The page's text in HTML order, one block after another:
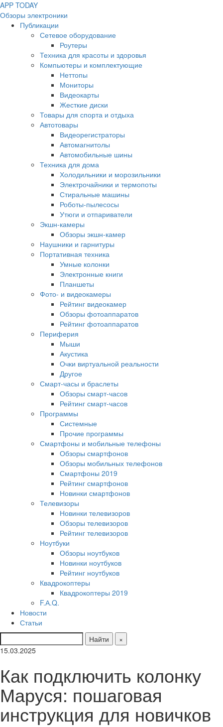
APP TODAY
Обзоры электроники
Публикации
Сетевое оборудование
Роутеры
Техника для красоты и здоровья
Компьютеры и комплектующие
Неттопы
Мониторы
Видеокарты
Жесткие диски
Товары для спорта и отдыха
Автотовары
Видеорегистраторы
Автомагнитолы
Автомобильные шины
Техника для дома
Холодильники и морозильники
Электрочайники и термопоты
Стиральные машины
Роботы-пылесосы
Утюги и отпариватели
Экшн-камеры
Обзоры экшн-камер
Наушники и гарнитуры
Портативная техника
Умные колонки
Электронные книги
Планшеты
Фото- и видеокамеры
Рейтинг видеокамер
Обзоры фотоаппаратов
Рейтинг фотоаппаратов
Периферия
Мыши
Акустика
Очки виртуальной реальности
Другое
Смарт-часы и браслеты
Обзоры смарт-часов
Рейтинг смарт-часов
Программы
Системные
Прочие программы
Смартфоны и мобильные телефоны
Обзоры смартфонов
Обзоры мобильных телефонов
Смартфоны 2019
Рейтинг смартфонов
Новинки смартфонов
Телевизоры
Новинки телевизоров
Обзоры телевизоров
Рейтинг телевизоров
Ноутбуки
Обзоры ноутбуков
Новинки ноутбуков
Рейтинг ноутбуков
Квадрокоптеры
Квадрокоптеры 2019
F.А.Q.
Новости
Статьи
Найти
×
15.03.2025
Как подключить колонку
Маруся: пошаговая
инструкция для новичков